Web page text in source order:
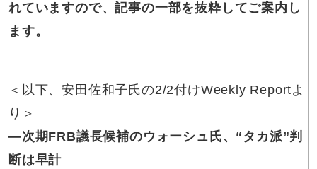
れていますので、記事の一部を抜粋してご案内し
ます。
＜以下、安田佐和子氏の2/2付けWeekly Reportよ
り＞
―次期FRB議長候補のウォーシュ氏、“タカ派”判
断は早計